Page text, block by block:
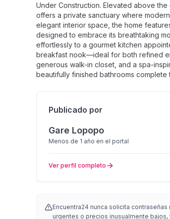
Under Construction. Elevated above
offers a private sanctuary where
elegant interior space, the home
designed to embrace its breathtaking
effortlessly to a gourmet kitchen
breakfast nook—ideal for both refined
generous walk-in closet, and a spa-
beautifully finished bathrooms complete
Publicado por
Gare Lopopo
Menos de 1 año en el portal
Ver perfil completo
Encuentra24 nunca solicita
urgentes o precios inusualmente